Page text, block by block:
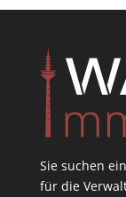
Beiträge
Sie suchen
für die